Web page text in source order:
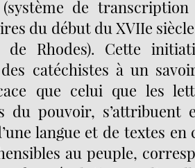
de
du début du XVIIe
de Rhodes). Cette
catéchistes à un
que celui que les
du pouvoir, s’attribuent
langue et de textes en
au peuple,